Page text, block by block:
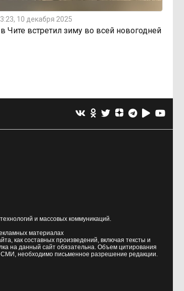
10 декабря 2025
встретил зиму во всей новогодней
и массовых коммуникаций.
материалах
как составных произведений, включая тексты и
на данный сайт обязательна. Объем цитирования
необходимо письменное разрешение редакции.